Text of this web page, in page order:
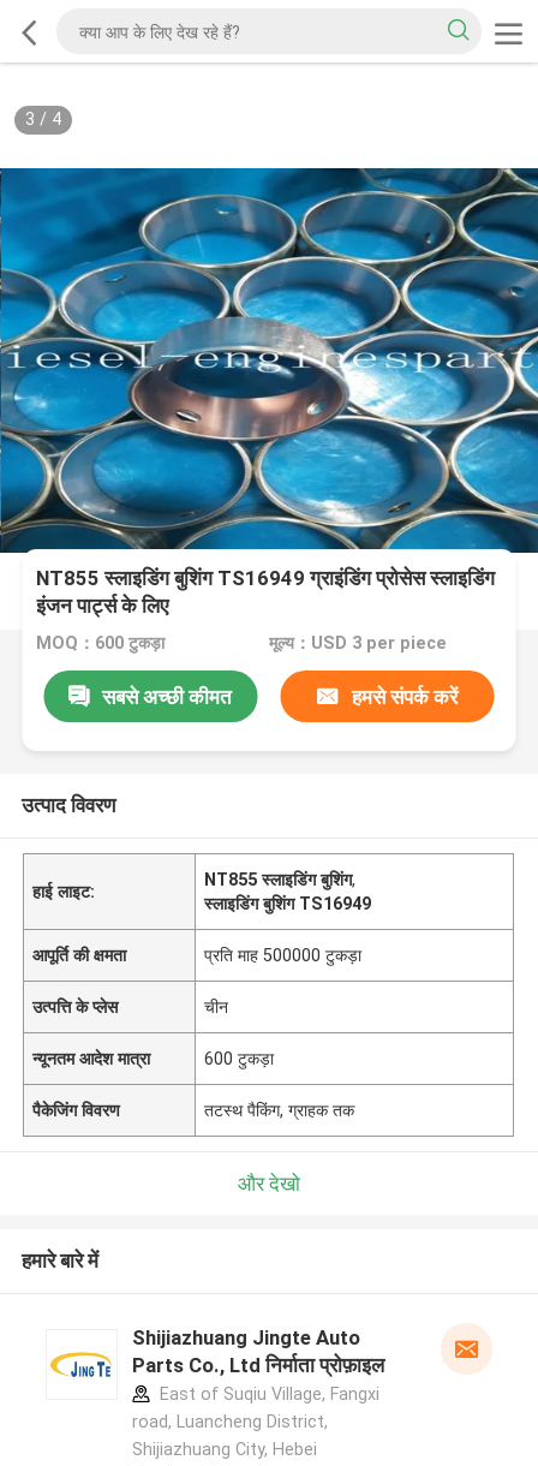
3 / 4
NT855 स्लाइडिंग बुशिंग TS16949 ग्राइंडिंग प्रोसेस स्लाइडिंग
इंजन पार्ट्स के लिए
MOQ：600 टुकड़ा मूल्य：USD 3 per piece
सबसे अच्छी कीमत हमसे संपर्क करें
उत्पाद विवरण
हाई लाइट:
NT855 स्लाइडिंग बुशिंग,
स्लाइडिंग बुशिंग TS16949
आपूर्ति की क्षमता प्रति माह 500000 टुकड़ा
उत्पत्ति के प्लेस चीन
न्यूनतम आदेश मात्रा 600 टुकड़ा
पैकेजिंग विवरण तटस्थ पैकिंग, ग्राहक तक
और देखो
हमारे बारे में
Shijiazhuang Jingte Auto
Parts Co., Ltd निर्माता प्रोफ़ाइल
East of Suqiu Village, Fangxi
road, Luancheng District,
Shijiazhuang City, Hebei